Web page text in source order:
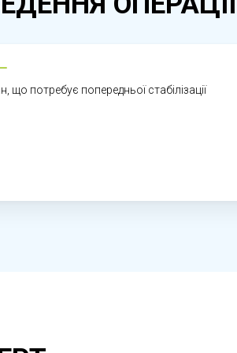
прямої кишки та хронізації
покращити прогноз. Після
що потребує попередньої стабілізації